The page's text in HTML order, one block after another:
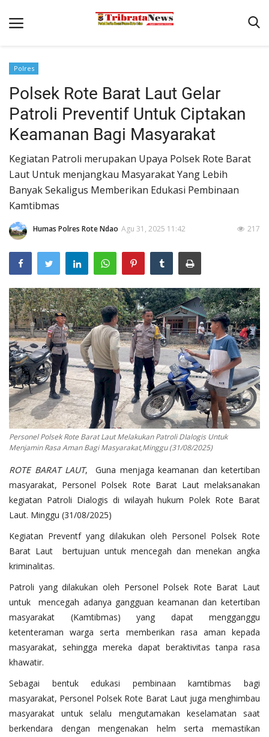
Beranda
Terms & Conditions
Pengamanan di Pelabuhan Pantaibaru Untuk Jamin
Reskrim
Polisi Kita
Lantas
Giat Ops
Polres
Polsek Rote Barat Laut Gelar
Patroli Preventif Untuk Ciptakan
Keamanan Bagi Masyarakat
Kegiatan Patroli merupakan Upaya Polsek Rote Barat
Laut Untuk menjangkau Masyarakat Yang Lebih
Banyak Sekaligus Memberikan Edukasi Pembinaan
Kamtibmas
Humas Polres Rote Ndao Agu 31, 2025 11:42 217
Personel Polsek Rote Barat Laut Melakukan Patroli DIalogis Untuk
Menjamin Rasa Aman Bagi Masyarakat,Minggu (31/08/2025)
ROTE BARAT LAUT, Guna menjaga keamanan dan ketertiban
masyarakat, Personel Polsek Rote Barat Laut melaksanakan
kegiatan Patroli Dialogis di wilayah hukum Polek Rote Barat
Laut. Minggu (31/08/2025)
Kegiatan Preventf yang dilakukan oleh Personel Polsek Rote
Barat Laut bertujuan untuk mencegah dan menekan angka
kriminalitas.
Patroli yang dilakukan oleh Personel Polsek Rote Barat Laut
untuk mencegah adanya gangguan keamanan dan ketertiban
masyarakat (Kamtibmas) yang dapat mengganggu
ketenteraman warga serta memberikan rasa aman kepada
masyarakat, sehingga mereka dapat beraktivitas tanpa rasa
khawatir.
Sebagai bentuk edukasi pembinaan kamtibmas bagi
masyarakat, Personel Polsek Rote Barat Laut juga menghimbau
masyarakat untuk selalu mengutamakan keselamatan saat
berkendara dengan mengenakan helm serta memastikan